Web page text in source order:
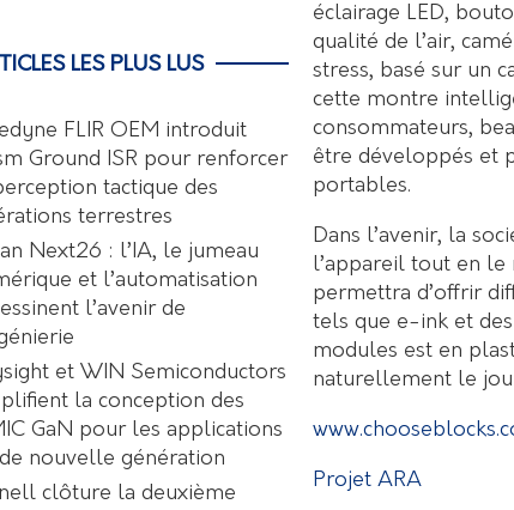
éclairage LED,
qualité de l’air,
stress, basé sur un
cette montre
consommateurs,
être développés et
portables.
Dans l’avenir, la
l’appareil tout en le
permettra d’offrir
tels que e-ink et
modules est en
naturellement le
Projet ARA
LES PLUS LUS
FLIR OEM introduit
Ground ISR pour renforcer
tactique des
terrestres
Next26 : l’IA, le jumeau
et l’automatisation
l’avenir de
et WIN Semiconductors
la conception des
GaN pour les applications
nouvelle génération
clôture la deuxième